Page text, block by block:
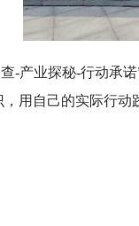
-产业探秘-行动承
用自己的实际行动